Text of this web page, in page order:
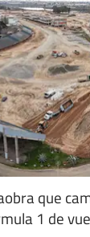
que
1 de